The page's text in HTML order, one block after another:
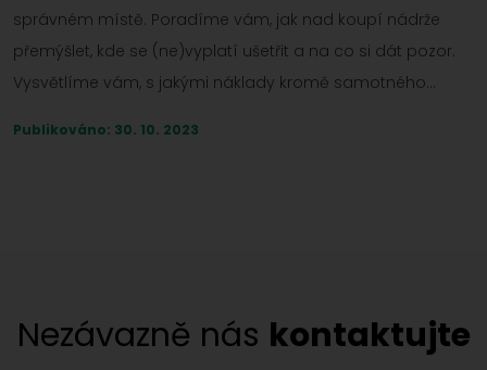
správném místě. Poradíme vám, jak nad koupí nádrže
přemýšlet, kde se (ne)vyplatí ušetřit a na co si dát pozor.
Vysvětlíme vám, s jakými náklady kromě samotného
Publikováno: 30. 10. 2023
Nezávazně nás kontaktujte